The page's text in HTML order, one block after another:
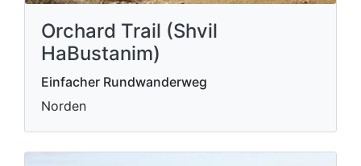
Orchard Trail (Shvil
HaBustanim)
Einfacher Rundwanderweg
Norden